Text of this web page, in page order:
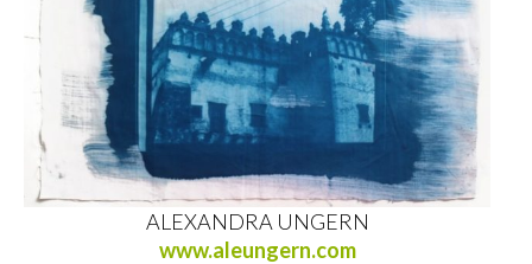
ALEXANDRA UNGERN
www.aleungern.com